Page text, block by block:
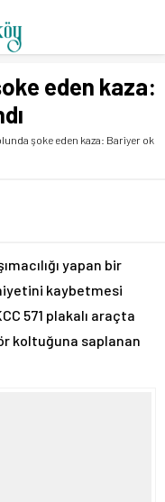
eden kaza:
şoke eden kaza: Bariyer ok
yapan bir
kaybetmesi
571 plakalı araçta
koltuğuna saplanan